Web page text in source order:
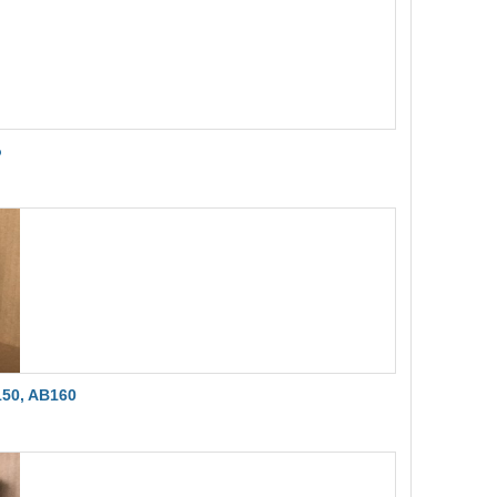
AB160